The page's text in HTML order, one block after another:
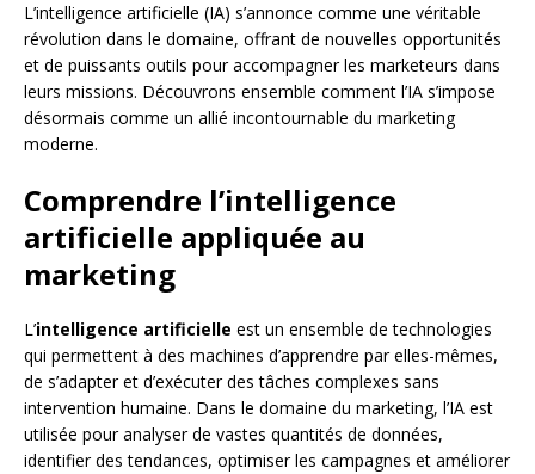
L’intelligence artificielle (IA) s’annonce comme une véritable
révolution dans le domaine, offrant de nouvelles opportunités
et de puissants outils pour accompagner les marketeurs dans
leurs missions. Découvrons ensemble comment l’IA s’impose
désormais comme un allié incontournable du marketing
moderne.
Comprendre l’intelligence
artificielle appliquée au
marketing
L’intelligence artificielle est un ensemble de technologies
qui permettent à des machines d’apprendre par elles-mêmes,
de s’adapter et d’exécuter des tâches complexes sans
intervention humaine. Dans le domaine du marketing, l’IA est
utilisée pour analyser de vastes quantités de données,
identifier des tendances, optimiser les campagnes et améliorer